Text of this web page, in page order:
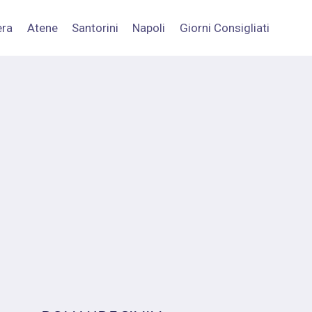
Atene Santorini Napoli Giorni Consigliati